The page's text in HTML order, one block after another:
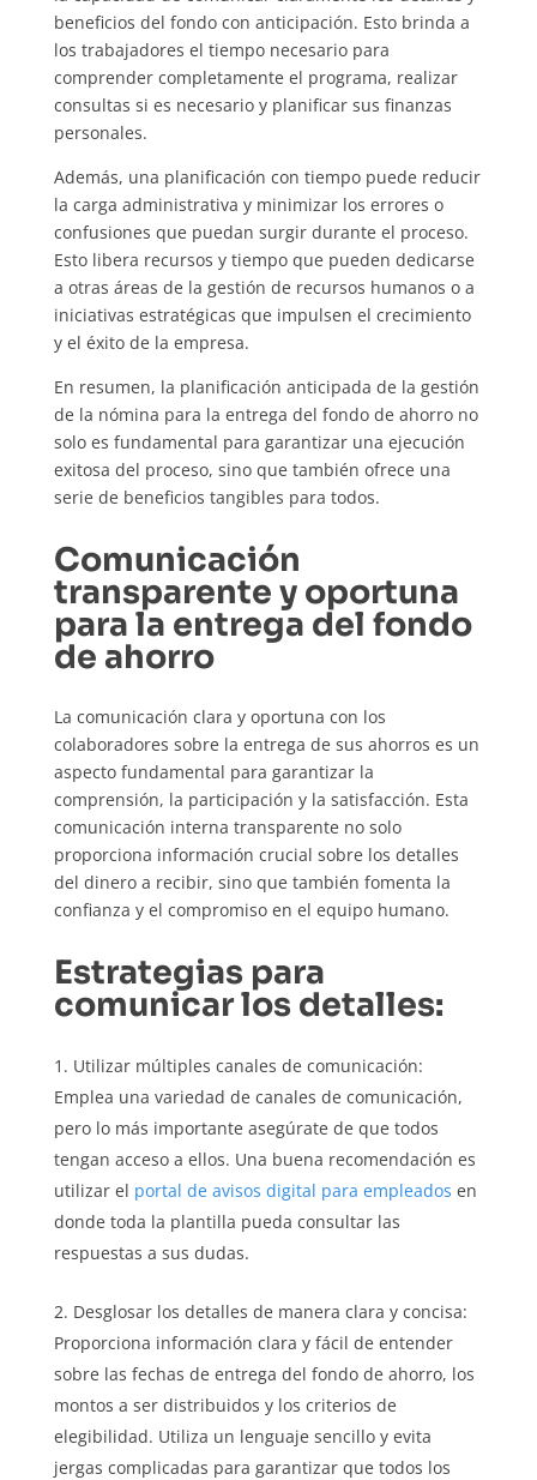
beneficios del fondo con anticipación. Esto brinda a
los trabajadores el tiempo necesario para
comprender completamente el programa, realizar
consultas si es necesario y planificar sus finanzas
personales.
Además, una planificación con tiempo puede reducir
la carga administrativa y minimizar los errores o
confusiones que puedan surgir durante el proceso.
Esto libera recursos y tiempo que pueden dedicarse
a otras áreas de la gestión de recursos humanos o a
iniciativas estratégicas que impulsen el crecimiento
y el éxito de la empresa.
En resumen, la planificación anticipada de la gestión
de la nómina para la entrega del fondo de ahorro no
solo es fundamental para garantizar una ejecución
exitosa del proceso, sino que también ofrece una
serie de beneficios tangibles para todos.
Comunicación
transparente y oportuna
para la entrega del fondo
de ahorro
La comunicación clara y oportuna con los
colaboradores sobre la entrega de sus ahorros es un
aspecto fundamental para garantizar la
comprensión, la participación y la satisfacción. Esta
comunicación interna transparente no solo
proporciona información crucial sobre los detalles
del dinero a recibir, sino que también fomenta la
confianza y el compromiso en el equipo humano.
Estrategias para
comunicar los detalles:
Utilizar múltiples canales de comunicación:
Emplea una variedad de canales de comunicación,
pero lo más importante asegúrate de que todos
tengan acceso a ellos. Una buena recomendación es
utilizar el portal de avisos digital para empleados en
donde toda la plantilla pueda consultar las
respuestas a sus dudas.
Desglosar los detalles de manera clara y concisa:
Proporciona información clara y fácil de entender
sobre las fechas de entrega del fondo de ahorro, los
montos a ser distribuidos y los criterios de
elegibilidad. Utiliza un lenguaje sencillo y evita
jergas complicadas para garantizar que todos los